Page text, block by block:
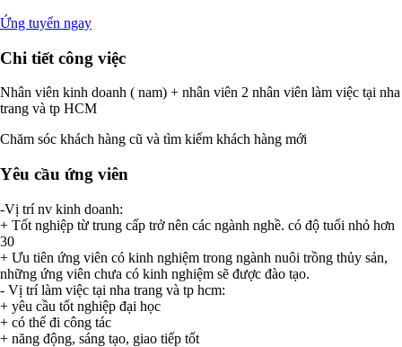
Ứng tuyển ngay
Chi tiết công việc
Nhân viên kinh doanh ( nam) + nhân viên 2 nhân viên làm việc tại nha
trang và tp HCM
Chăm sóc khách hàng cũ và tìm kiếm khách hàng mới
Yêu cầu ứng viên
-Vị trí nv kinh doanh:
+ Tốt nghiệp từ trung cấp trở nên các ngành nghề. có độ tuổi nhỏ hơn
30
+ Ưu tiên ứng viên có kinh nghiệm trong ngành nuôi trồng thủy sản,
những ứng viên chưa có kinh nghiệm sẽ được đào tạo.
- Vị trí làm việc tại nha trang và tp hcm:
+ yêu cầu tốt nghiệp đại học
+ có thể đi công tác
+ năng động, sáng tạo, giao tiếp tốt